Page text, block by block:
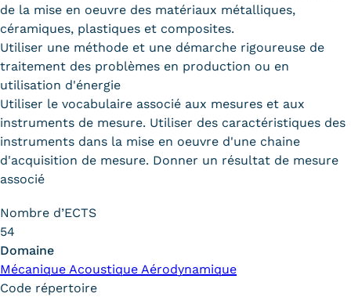
Contacts services
Formulaire de contact
Formations
Trouver votre formation
OFFRE EN BFC
Catalogue national
suites de parcours
de la mise en oeuvre des matériaux métalliques,
céramiques, plastiques et composites.
Utiliser une méthode et une démarche rigoureuse de
traitement des problèmes en production ou en
utilisation d'énergie
Utiliser le vocabulaire associé aux mesures et aux
instruments de mesure. Utiliser des caractéristiques des
instruments dans la mise en oeuvre d'une chaine
d'acquisition de mesure. Donner un résultat de mesure
associé
Nombre d’ECTS
54
Domaine
Mécanique Acoustique Aérodynamique
Code répertoire